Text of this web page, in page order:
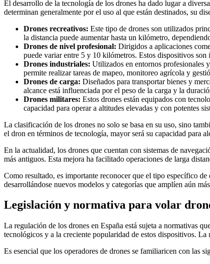
El desarrollo de la tecnología de los drones ha dado lugar a
determinan generalmente por el uso al que están destinados, su
Drones recreativos: Este tipo de drones son utilizados
la distancia puede aumentar hasta un kilómetro,
Drones de nivel profesional: Dirigidos a aplicaciones
puede variar entre 5 y 10 kilómetros. Estos dispositivos
Drones industriales: Utilizados en entornos profesionales
permite realizar tareas de mapeo, monitoreo agrícola y
Drones de carga: Diseñados para transportar bienes y
alcance está influenciada por el peso de la carga y la
Drones militares: Estos drones están equipados con
capacidad para operar a altitudes elevadas y con potentes
La clasificación de los drones no solo se basa en su uso, sino
el dron en términos de tecnología, mayor será su capacidad para
En la actualidad, los drones que cuentan con sistemas de
más antiguos. Esta mejora ha facilitado operaciones de larga
Como resultado, es importante reconocer que el tipo específico
desarrollándose nuevos modelos y categorías que amplíen aún
Legislación y normativa para volar
La regulación de los drones en España está sujeta a normativas
tecnológicos y a la creciente popularidad de estos dispositivos.
Es esencial que los operadores de drones se familiaricen con las